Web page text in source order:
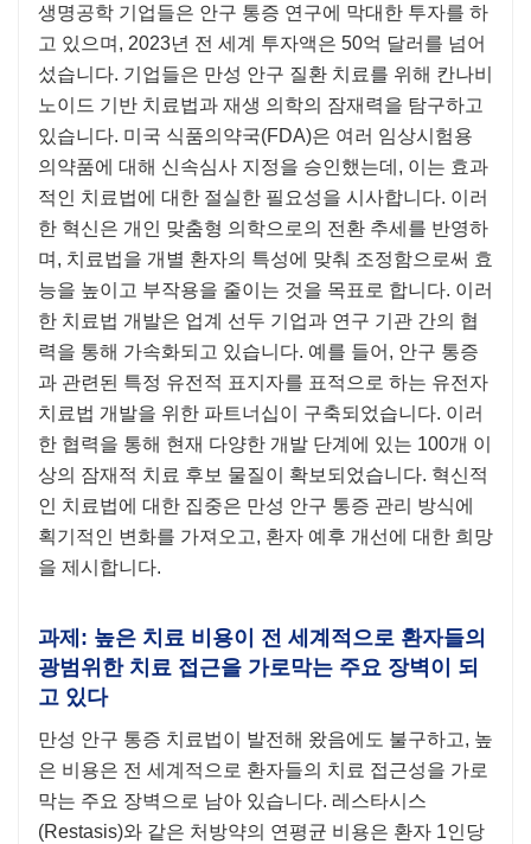
생명공학 기업들은 안구 통증 연구에 막대한 투자를 하
고 있으며, 2023년 전 세계 투자액은 50억 달러를 넘어
섰습니다. 기업들은 만성 안구 질환 치료를 위해 칸나비
노이드 기반 치료법과 재생 의학의 잠재력을 탐구하고
있습니다. 미국 식품의약국(FDA)은 여러 임상시험용
의약품에 대해 신속심사 지정을 승인했는데, 이는 효과
적인 치료법에 대한 절실한 필요성을 시사합니다. 이러
한 혁신은 개인 맞춤형 의학으로의 전환 추세를 반영하
며, 치료법을 개별 환자의 특성에 맞춰 조정함으로써 효
능을 높이고 부작용을 줄이는 것을 목표로 합니다. 이러
한 치료법 개발은 업계 선두 기업과 연구 기관 간의 협
력을 통해 가속화되고 있습니다. 예를 들어, 안구 통증
과 관련된 특정 유전적 표지자를 표적으로 하는 유전자
치료법 개발을 위한 파트너십이 구축되었습니다. 이러
한 협력을 통해 현재 다양한 개발 단계에 있는 100개 이
상의 잠재적 치료 후보 물질이 확보되었습니다. 혁신적
인 치료법에 대한 집중은 만성 안구 통증 관리 방식에
획기적인 변화를 가져오고, 환자 예후 개선에 대한 희망
을 제시합니다.
과제: 높은 치료 비용이 전 세계적으로 환자들의
광범위한 치료 접근을 가로막는 주요 장벽이 되
고 있다
만성 안구 통증 치료법이 발전해 왔음에도 불구하고, 높
은 비용은 전 세계적으로 환자들의 치료 접근성을 가로
막는 주요 장벽으로 남아 있습니다. 레스타시스
(Restasis)와 같은 처방약의 연평균 비용은 환자 1인당